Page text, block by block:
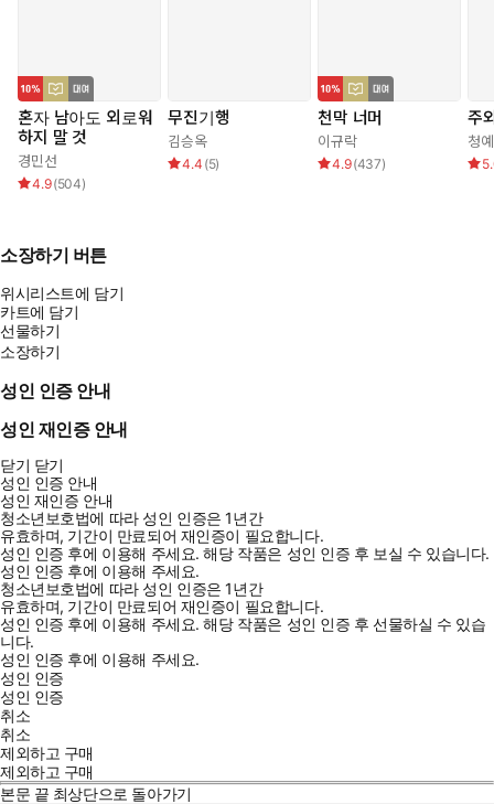
혼자 남아도 외로워
하지 말 것
경민선
4.9(504)
무진기행
김승옥
4.4 (5)
천막 너머
이규락
4.9(437)
주
청예
소장하기 버튼
위시리스트에 담기
카트에 담기
선물하기
소장하기
성인 인증 안내
성인 재인증 안내
닫기 닫기
성인 인증 안내
성인 재인증 안내
청소년보호법에 따라 성인 인증은 1년간
유효하며, 기간이 만료되어 재인증이 필요합니다.
성인 인증 후에 이용해 주세요.해당 작품은 성인 인증 후 보실 수 있습니다.
성인 인증 후에 이용해 주세요.
청소년보호법에 따라 성인 인증은 1년간
유효하며, 기간이 만료되어 재인증이 필요합니다.
성인 인증 후에 이용해 주세요.해당 작품은 성인 인증 후 선물하실 수 있습
니다.
성인 인증 후에 이용해 주세요.
성인 인증
성인 인증
취소
취소
제외하고 구매
제외하고 구매
본문 끝 최상단으로 돌아가기